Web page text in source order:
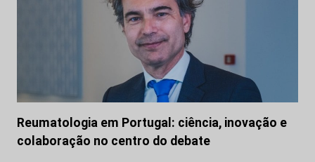
Reumatologia em Portugal: ciência, inovação e
colaboração no centro do debate